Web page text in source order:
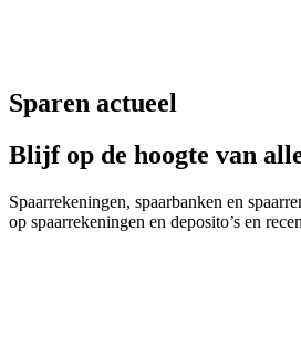
Sparen actueel
Blijf op de hoogte van
Spaarrekeningen, spaarbanken en
op spaarrekeningen en deposito’s en